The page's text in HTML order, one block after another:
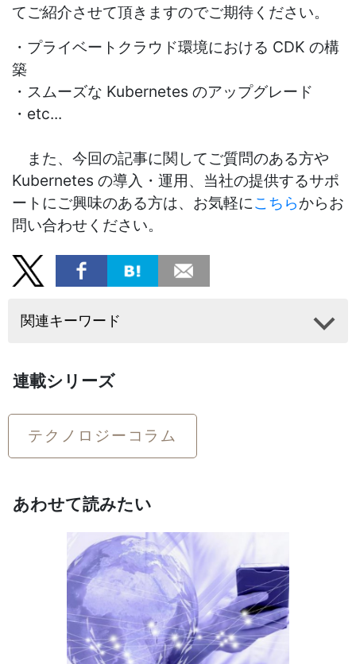
てご紹介させて頂きますのでご期待ください。
・プライベートクラウド環境における CDK の構
築
・スムーズな Kubernetes のアップグレード
・etc...
また、今回の記事に関してご質問のある方や
Kubernetes の導入・運用、当社の提供するサポ
ートにご興味のある方は、お気軽にこちらからお
問い合わせください。
関連キーワード
連載シリーズ
テクノロジーコラム
あわせて読みたい